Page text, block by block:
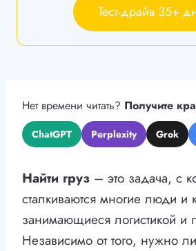
Тест-драйв 35+
Нет времени читать? Получите
ChatGPT Perplexity Grok
Найти груз – это задача, с
сталкиваются многие люди и
занимающиеся логистикой и
Независимо от того, нужно